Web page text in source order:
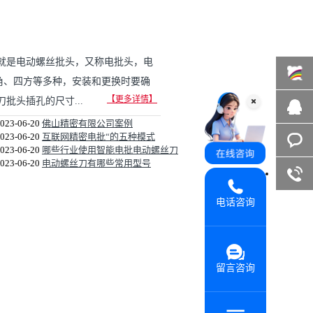
是电动螺丝批头，又称电批头，电
四方等多种，安装和更换时要确
头插孔的尺寸...
【更多详情】
06-20 佛山精密有限公司案例
06-20 互联网精密电批“的五种模式
06-20 哪些行业使用智能电批电动螺丝刀
06-20 电动螺丝刀有哪些常用型号
百度商
在线咨
客服咨
电话咨询
留言咨询